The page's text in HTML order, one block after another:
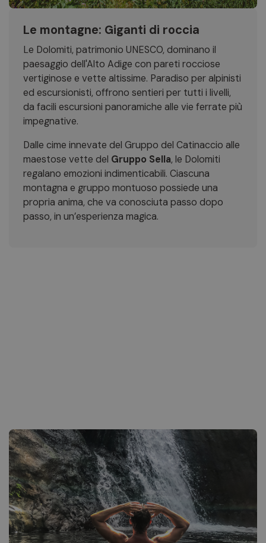
Le montagne: Giganti di roccia
Le Dolomiti, patrimonio UNESCO, dominano il
paesaggio dell'Alto Adige con pareti rocciose
vertiginose e vette altissime. Paradiso per alpinisti
ed escursionisti, offrono sentieri per tutti i livelli,
da facili escursioni panoramiche alle vie ferrate più
impegnative.
Dalle cime innevate del Gruppo del Catinaccio alle
maestose vette del Gruppo Sella, le Dolomiti
regalano emozioni indimenticabili. Ciascuna
montagna e gruppo montuoso possiede una
propria anima, che va conosciuta passo dopo
passo, in un’esperienza magica.